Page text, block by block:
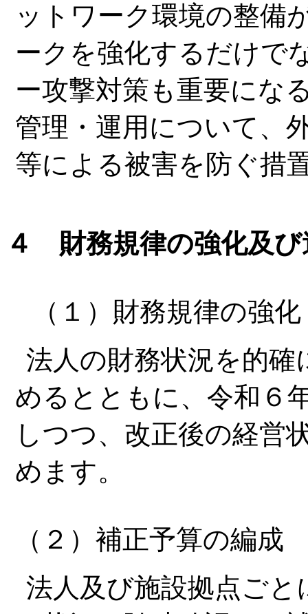
ットワーク環境の整備
ークを強化するだけで
ー攻撃対策も重要にな
管理・運用について、
等による被害を防ぐ措
４ 財務規律の強化及び
（１）財務規律の強化
法人の財務状況を的
めるとともに、令和６
しつつ、改正後の経営
めます。
（２）補正予算の編成
法人及び施設拠点ご